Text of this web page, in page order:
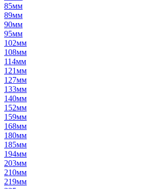
85мм
89мм
90мм
95мм
102мм
108мм
114мм
121мм
127мм
133мм
140мм
152мм
159мм
168мм
180мм
185мм
194мм
203мм
210мм
219мм